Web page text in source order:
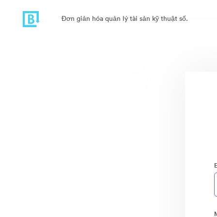
Đơn giản hóa quản lý tài sản kỹ thuật số.